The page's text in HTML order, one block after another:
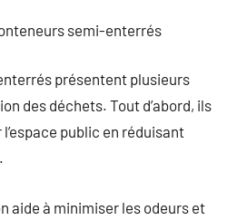
semi-enterrés
présentent plusieurs
des déchets. Tout d’abord, ils
public en réduisant
aide à minimiser les odeurs et